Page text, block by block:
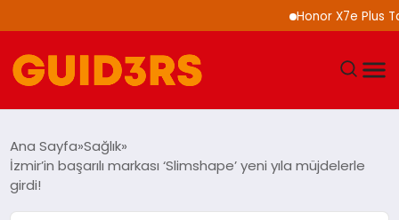
Honor X7e Plus
YAŞAM
Ana Sayfa Sağlık
İzmir’in başarılı markası ‘Slimshape’ yeni yıla müjdelerle
girdi!